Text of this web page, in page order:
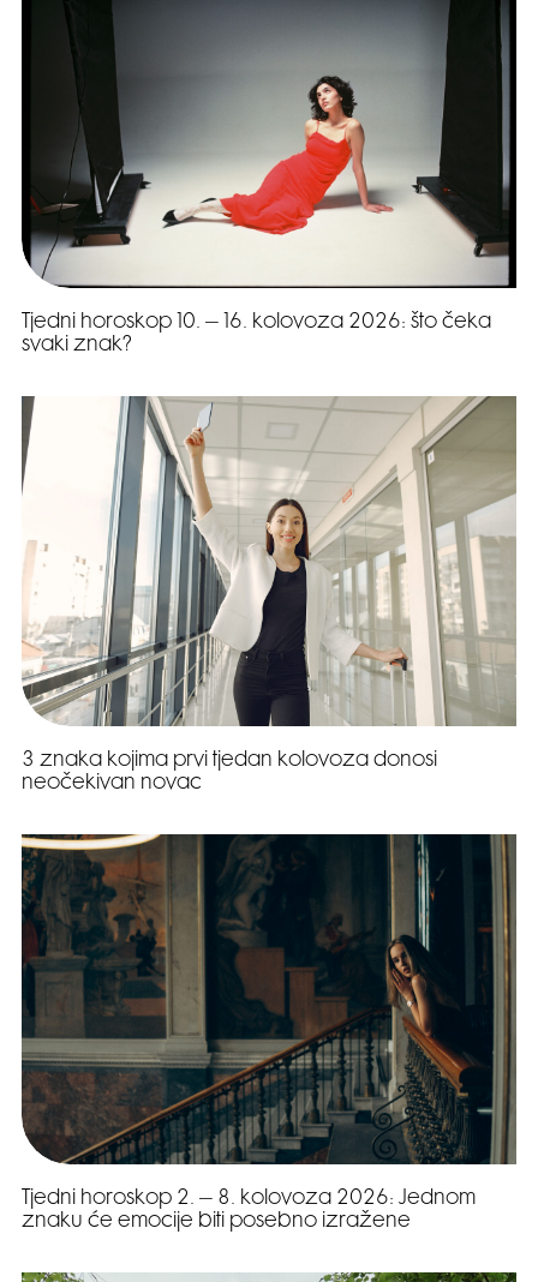
Tjedni horoskop 10. – 16. kolovoza 2026: što čeka
svaki znak?
3 znaka kojima prvi tjedan kolovoza donosi
neočekivan novac
Tjedni horoskop 2. – 8. kolovoza 2026: Jednom
znaku će emocije biti posebno izražene